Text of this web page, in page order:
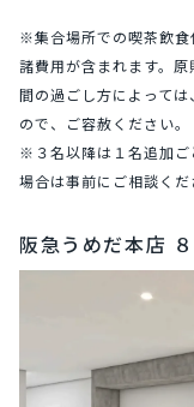
※集合場所での喫茶飲食
諸費用が含まれます。
間の過ごし方によって
ので、ご容赦ください。
※３名以降は１名追加ご
場合は事前にご相談くだ
阪急うめだ本店